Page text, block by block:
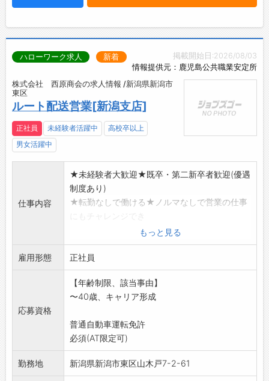
掲載開始日:2026/08/03
情報提供元：鹿児島公共職業安定所
ハローワーク求人 新着
株式会社 西原商会の求人情報 /新潟県新潟市
東区
ルート配送営業[新潟支店]
正社員 未経験者活躍中
高校卒以上
男女活躍中
仕事内容
★未経験者大歓迎★既卒・第二新卒者歓迎(優遇
制度あり)
★転勤なしで働ける★ノルマなしで営業の仕事
る★週休二日制(日祝+他2日から3日シフト休)
★準中免許支援★20代から40代活躍中
飲食店へ食品を届けるルート配送が中心(配送7
割・営業3割)。
社用車に商品を積み込み、毎日決まったルート
で訪問。配送先では
2ヶ月から3ヶ月は
先輩と同乗し丁寧に指導。研修や免許取得支援
制度もあり、1年目
から3年で営業力を高められます。ノルマでは
もっと見る
雇用形態 正社員
応募資格
【年齢制限、該当事由】
〜40歳、キャリア形成
普通自動車運転免許
必須(AT限定可)
勤務地 新潟県新潟市東区山木戸7-2-61